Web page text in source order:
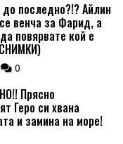
последно?!? Айлин
венча за Фарид, а
повярвате кой е
0
Прясно
Геро си хвана
и замина на море!